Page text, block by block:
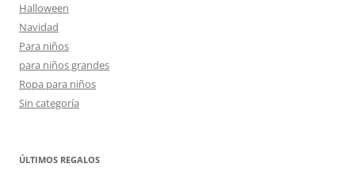
Halloween
Navidad
Para niños
para niños grandes
Ropa para niños
Sin categoría
ÚLTIMOS REGALOS